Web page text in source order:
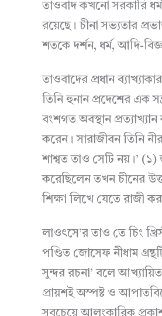
তাওবাদ কখনো সরকারি
রয়েছে। চীনা সভ্যতার
শতকে দর্শন, ধর্ম, আদি-
তাওবাদের প্রধান
তিনি হুনান প্রদেশের এক
বংশগত অবস্থান
করেন। সারাজীবন তিনি
শাশ্বত তাও সেটি নয়।’
করেছিলেন তখন চীনের
শিক্ষা লিখে যেতে রাজী
লাওৎসে’র তাও তে চিং
পণ্ডিত জোসেফ নীধাম
সুন্দর রচনা’ বলে
প্রায়শই অস্পষ্ট ও
সবচেয়ে আলংকারিক